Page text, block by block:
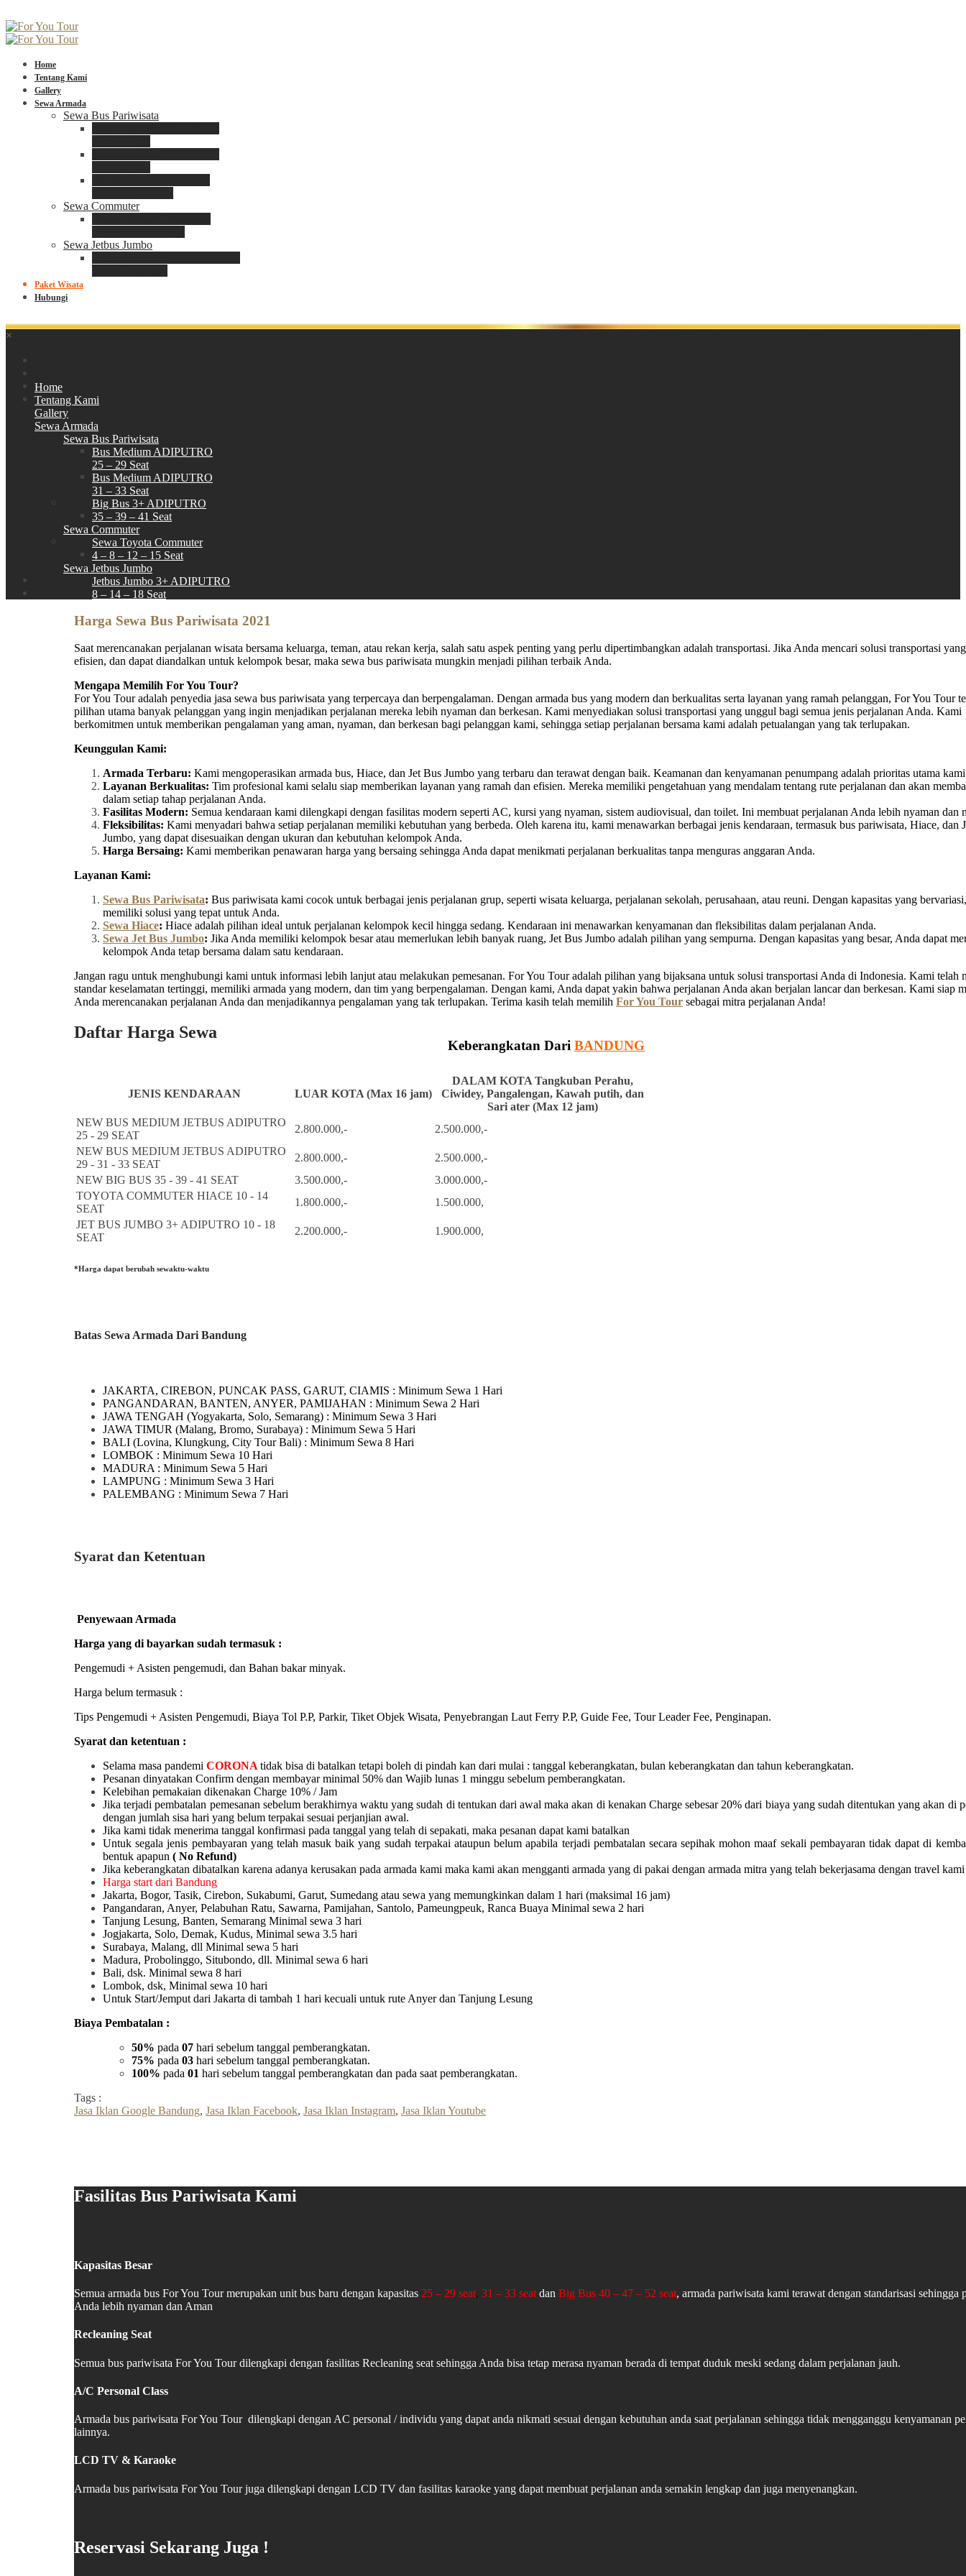
Home
Tentang Kami
Gallery
Sewa Armada
Sewa Bus Pariwisata
Sewa Commuter
Sewa Jetbus Jumbo
Paket Wisata
Hubungi
×
Home
Tentang Kami
Gallery
Sewa Armada
Sewa Bus Pariwisata
Bus Medium ADIPUTRO
25 – 29 Seat
Bus Medium ADIPUTRO
31 – 33 Seat
Big Bus 3+ ADIPUTRO
35 – 39 – 41 Seat
Sewa Commuter
Sewa Toyota Commuter
4 – 8 – 12 – 15 Seat
Sewa Jetbus Jumbo
Jetbus Jumbo 3+ ADIPUTRO
8 – 14 – 18 Seat
HubungiHarga Sewa Bus Pariwisata 2021
Saat merencanakan perjalanan wisata bersama keluarga, teman, atau rekan kerja, salah satu aspek penting yang perlu dipertimbangkan adalah transportasi. Jika Anda mencari solusi transportasi
efisien, dan dapat diandalkan untuk kelompok besar, maka sewa bus pariwisata mungkin menjadi pilihan terbaik Anda.
Mengapa Memilih For You Tour?
For You Tour adalah penyedia jasa sewa bus pariwisata yang terpercaya dan berpengalaman. Dengan armada bus yang modern dan berkualitas serta layanan yang ramah pelanggan, For You Tour
pilihan utama banyak pelanggan yang ingin menjadikan perjalanan mereka lebih nyaman dan berkesan. Kami menyediakan solusi transportasi yang unggul bagi semua jenis perjalanan Anda. Kami
berkomitmen untuk memberikan pengalaman yang aman, nyaman, dan berkesan bagi pelanggan kami, sehingga setiap perjalanan bersama kami adalah petualangan yang tak terlupakan.
Keunggulan Kami:
Armada Terbaru: Kami mengoperasikan armada bus, Hiace, dan Jet Bus Jumbo yang terbaru dan terawat dengan baik. Keamanan dan kenyamanan penumpang adalah prioritas utama
Layanan Berkualitas: Tim profesional kami selalu siap memberikan layanan yang ramah dan efisien. Mereka memiliki pengetahuan yang mendalam tentang rute perjalanan dan akan
dalam setiap tahap perjalanan Anda.
Fasilitas Modern: Semua kendaraan kami dilengkapi dengan fasilitas modern seperti AC, kursi yang nyaman, sistem audiovisual, dan toilet. Ini membuat perjalanan Anda lebih nyaman dan
Fleksibilitas: Kami menyadari bahwa setiap perjalanan memiliki kebutuhan yang berbeda. Oleh karena itu, kami menawarkan berbagai jenis kendaraan, termasuk bus pariwisata, Hiace, dan
Jumbo, yang dapat disesuaikan dengan ukuran dan kebutuhan kelompok Anda.
Harga Bersaing: Kami memberikan penawaran harga yang bersaing sehingga Anda dapat menikmati perjalanan berkualitas tanpa menguras anggaran Anda.
Layanan Kami:
Sewa Bus Pariwisata: Bus pariwisata kami cocok untuk berbagai jenis perjalanan grup, seperti wisata keluarga, perjalanan sekolah, perusahaan, atau reuni. Dengan kapasitas yang
memiliki solusi yang tepat untuk Anda.
Sewa Hiace: Hiace adalah pilihan ideal untuk perjalanan kelompok kecil hingga sedang. Kendaraan ini menawarkan kenyamanan dan fleksibilitas dalam perjalanan Anda.
Sewa Jet Bus Jumbo: Jika Anda memiliki kelompok besar atau memerlukan lebih banyak ruang, Jet Bus Jumbo adalah pilihan yang sempurna. Dengan kapasitas yang besar, Anda dapat
kelompok Anda tetap bersama dalam satu kendaraan.
Jangan ragu untuk menghubungi kami untuk informasi lebih lanjut atau melakukan pemesanan. For You Tour adalah pilihan yang bijaksana untuk solusi transportasi Anda di Indonesia. Kami telah
standar keselamatan tertinggi, memiliki armada yang modern, dan tim yang berpengalaman. Dengan kami, Anda dapat yakin bahwa perjalanan Anda akan berjalan lancar dan berkesan. Kami siap
Anda merencanakan perjalanan Anda dan menjadikannya pengalaman yang tak terlupakan. Terima kasih telah memilih For You Tour sebagai mitra perjalanan Anda!
Daftar Harga Sewa
Keberangkatan Dari BANDUNG
JENIS KENDARAAN LUAR KOTA (Max 16 jam)
DALAM KOTA Tangkuban Perahu,
Ciwidey, Pangalengan, Kawah putih, dan
Sari ater (Max 12 jam)
NEW BUS MEDIUM JETBUS ADIPUTRO
25 - 29 SEAT
2.800.000,-
2.500.000,-
NEW BUS MEDIUM JETBUS ADIPUTRO
29 - 31 - 33 SEAT
2.800.000,-
2.500.000,-
NEW BIG BUS 35 - 39 - 41 SEAT
3.500.000,-
3.000.000,-
TOYOTA COMMUTER HIACE 10 - 14
SEAT
1.800.000,-
1.500.000,
JET BUS JUMBO 3+ ADIPUTRO 10 - 18
SEAT
2.200.000,- 1.900.000,
*Harga dapat berubah sewaktu-waktu
Batas Sewa Armada Dari Bandung
JAKARTA, CIREBON, PUNCAK PASS, GARUT, CIAMIS : Minimum Sewa 1 Hari
PANGANDARAN, BANTEN, ANYER, PAMIJAHAN : Minimum Sewa 2 Hari
JAWA TENGAH (Yogyakarta, Solo, Semarang) : Minimum Sewa 3 Hari
JAWA TIMUR (Malang, Bromo, Surabaya) : Minimum Sewa 5 Hari
BALI (Lovina, Klungkung, City Tour Bali) : Minimum Sewa 8 Hari
LOMBOK : Minimum Sewa 10 Hari
MADURA : Minimum Sewa 5 Hari
LAMPUNG : Minimum Sewa 3 Hari
PALEMBANG : Minimum Sewa 7 Hari
Syarat dan Ketentuan
Penyewaan Armada
Harga yang di bayarkan sudah termasuk :
Pengemudi + Asisten pengemudi, dan Bahan bakar minyak.
Harga belum termasuk :
Tips Pengemudi + Asisten Pengemudi, Biaya Tol P.P, Parkir, Tiket Objek Wisata, Penyebrangan Laut Ferry P.P, Guide Fee, Tour Leader Fee, Penginapan.
Syarat dan ketentuan :
Selama masa pandemi CORONA tidak bisa di batalkan tetapi boleh di pindah kan dari mulai : tanggal keberangkatan, bulan keberangkatan dan tahun keberangkatan.
Pesanan dinyatakan Confirm dengan membayar minimal 50% dan Wajib lunas 1 minggu sebelum pemberangkatan.
Kelebihan pemakaian dikenakan Charge 10% / Jam
Jika terjadi pembatalan pemesanan sebelum berakhirnya waktu yang sudah di tentukan dari awal maka akan di kenakan Charge sebesar 20% dari biaya yang sudah ditentukan yang akan di
dengan jumlah sisa hari yang belum terpakai sesuai perjanjian awal.
Jika kami tidak menerima tanggal konfirmasi pada tanggal yang telah di sepakati, maka pesanan dapat kami batalkan
Untuk segala jenis pembayaran yang telah masuk baik yang sudah terpakai ataupun belum apabila terjadi pembatalan secara sepihak mohon maaf sekali pembayaran tidak dapat di
bentuk apapun ( No Refund)
Jika keberangkatan dibatalkan karena adanya kerusakan pada armada kami maka kami akan mengganti armada yang di pakai dengan armada mitra yang telah bekerjasama dengan travel kami
Harga start dari Bandung
Jakarta, Bogor, Tasik, Cirebon, Sukabumi, Garut, Sumedang atau sewa yang memungkinkan dalam 1 hari (maksimal 16 jam)
Pangandaran, Anyer, Pelabuhan Ratu, Sawarna, Pamijahan, Santolo, Pameungpeuk, Ranca Buaya Minimal sewa 2 hari
Tanjung Lesung, Banten, Semarang Minimal sewa 3 hari
Jogjakarta, Solo, Demak, Kudus, Minimal sewa 3.5 hari
Surabaya, Malang, dll Minimal sewa 5 hari
Madura, Probolinggo, Situbondo, dll. Minimal sewa 6 hari
Bali, dsk. Minimal sewa 8 hari
Lombok, dsk, Minimal sewa 10 hari
Untuk Start/Jemput dari Jakarta di tambah 1 hari kecuali untuk rute Anyer dan Tanjung Lesung
Biaya Pembatalan :
50% pada 07 hari sebelum tanggal pemberangkatan.
75% pada 03 hari sebelum tanggal pemberangkatan.
100% pada 01 hari sebelum tanggal pemberangkatan dan pada saat pemberangkatan.
Tags :
Jasa Iklan Google Bandung, Jasa Iklan Facebook, Jasa Iklan Instagram, Jasa Iklan Youtube
Fasilitas Bus Pariwisata Kami
Kapasitas Besar
Semua armada bus For You Tour merupakan unit bus baru dengan kapasitas 25 – 29 seat, 31 – 33 seat dan Big Bus 40 – 47 – 52 seat, armada pariwisata kami terawat dengan standarisasi sehingga
Anda lebih nyaman dan Aman
Recleaning Seat
Semua bus pariwisata For You Tour dilengkapi dengan fasilitas Recleaning seat sehingga Anda bisa tetap merasa nyaman berada di tempat duduk meski sedang dalam perjalanan jauh.
A/C Personal Class
Armada bus pariwisata For You Tour dilengkapi dengan AC personal / individu yang dapat anda nikmati sesuai dengan kebutuhan anda saat perjalanan sehingga tidak mengganggu kenyamanan
lainnya.
LCD TV & Karaoke
Armada bus pariwisata For You Tour juga dilengkapi dengan LCD TV dan fasilitas karaoke yang dapat membuat perjalanan anda semakin lengkap dan juga menyenangkan.
Reservasi Sekarang Juga !